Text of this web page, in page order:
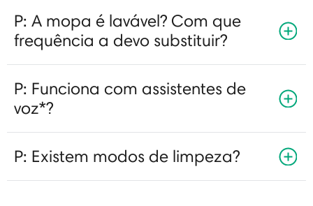
P: A mopa é lavável? Com que
frequência a devo substituir?
P: Funciona com assistentes de
voz*?
P: Existem modos de limpeza?